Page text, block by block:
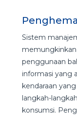
Sistem
penggunaan
informasi yang
kendaraan
langkah-
konsumsi.